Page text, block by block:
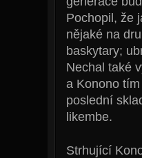
Pochopil, že
nějaké na
baskytary;
Nechal také
a Konono
poslední
likembe.
Strhující